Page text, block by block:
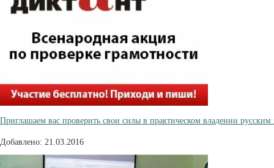
Приглашаем вас проверить свои силы в практическом владении русским
Добавлено: 21.03.2016